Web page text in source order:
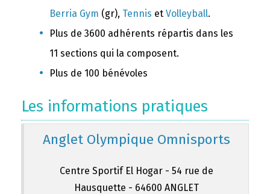
Berria Gym (gr), Tennis et Volleyball.
Plus de 3600 adhérents répartis dans les
11 sections qui la composent.
Plus de 100 bénévoles
Les informations pratiques
Anglet Olympique Omnisports
Centre Sportif El Hogar - 54 rue de
Hausquette - 64600 ANGLET